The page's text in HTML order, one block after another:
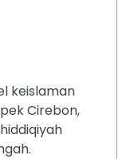
keislaman
Cirebon,